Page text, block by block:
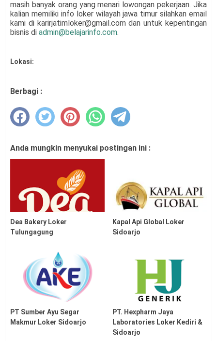
masih banyak orang yang menari lowongan pekerjaan. Jika
kalian memiliki info loker wilayah jawa timur silahkan email
kami di karirjatimloker@gmail.com dan untuk kepentingan
bisnis di admin@belajarinfo.com.
Lokasi:
Berbagi :
Anda mungkin menyukai postingan ini :
Dea Bakery Loker
Tulungagung
Kapal Api Global Loker
Sidoarjo
PT Sumber Ayu Segar
Makmur Loker Sidoarjo
PT. Hexpharm Jaya
Laboratories Loker Kediri &
Sidoarjo